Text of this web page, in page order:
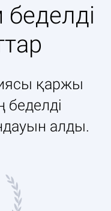
қаржы
беделді
алды.